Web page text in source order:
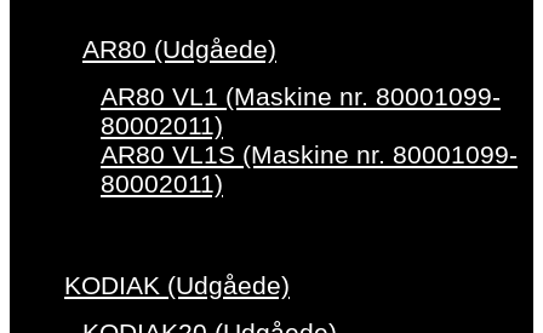
AR80 (Udgåede)
AR80 VL1 (Maskine nr. 80001099-
80002011)
AR80 VL1S (Maskine nr. 80001099-
80002011)
KODIAK (Udgåede)